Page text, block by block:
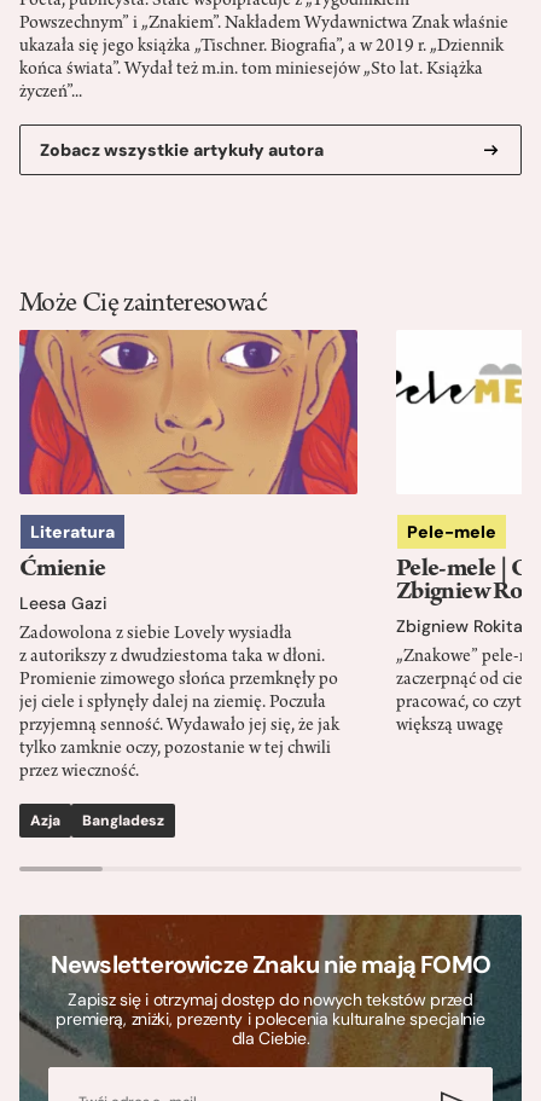
Powszechnym” i „Znakiem”. Nakładem Wydawnictwa Znak właśnie
ukazała się jego książka „Tischner. Biografia”, a w 2019 r. „Dziennik
końca świata”. Wydał też m.in. tom miniesejów „Sto lat. Książka
życzeń”...
Zobacz wszystkie artykuły autora
Może Cię zainteresować
Literatura
Ćmienie
Leesa Gazi
Zadowolona z siebie Lovely wysiadła
z autorikszy z dwudziestoma taka w dłoni.
Promienie zimowego słońca przemknęły po
jej ciele i spłynęły dalej na ziemię. Poczuła
przyjemną senność. Wydawało jej się, że jak
tylko zamknie oczy, pozostanie w tej chwili
przez wieczność.
Azja Bangladesz
Pele-mele
Pele-mele |
Zbigniew
Zbigniew Rokita
„Znakowe” pele-
zaczerpnąć od
pracować, co
większą uwagę
Newsletterowicze Znaku nie mają FOMO
Zapisz się i otrzymaj dostęp do nowych tekstów przed
premierą, zniżki, prezenty i polecenia kulturalne specjalnie
dla Ciebie.